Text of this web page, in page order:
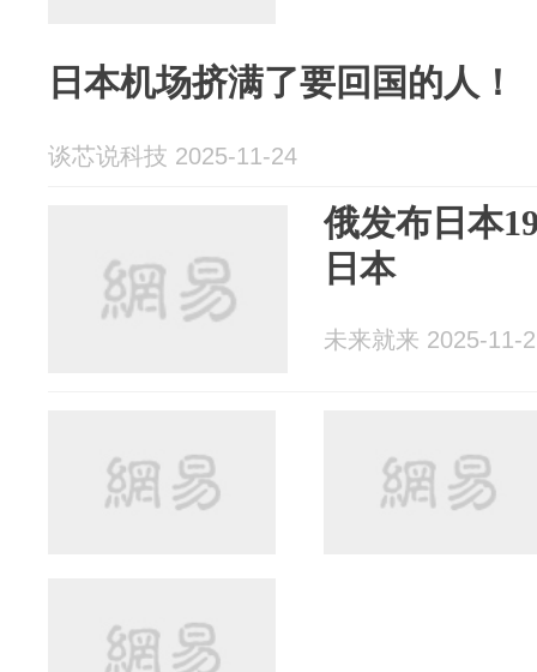
日本机场挤满了要回国的人！
谈芯说科技 2025-11-24
俄发布日本
日本
未来就来 2025-11-